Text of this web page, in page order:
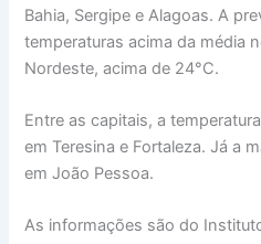
Bahia, Sergipe e Alagoas. A
temperaturas acima da média
Nordeste, acima de 24°C.
Entre as capitais, a
em Teresina e Fortaleza. Já a
em João Pessoa.
As informações são do